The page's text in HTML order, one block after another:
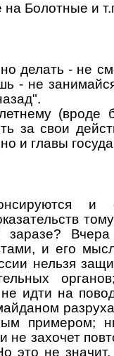
Болотные и
делать - не
- не
(вроде
за свои
и главы
и
заразе?
и его
нельзя
идти на
примером;
захочет
это не